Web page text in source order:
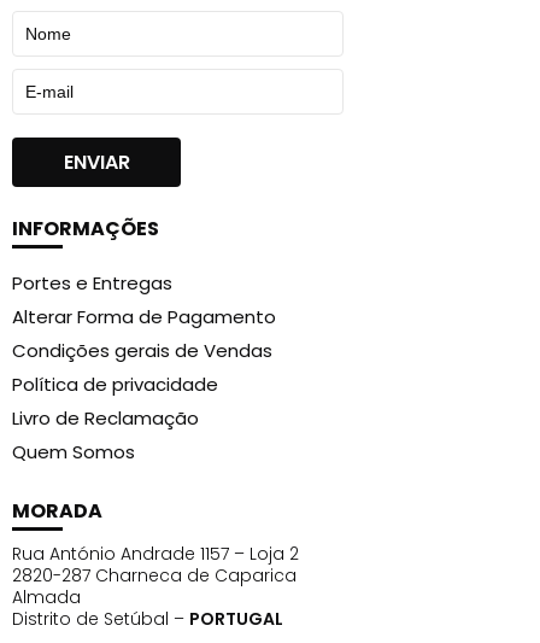
INFORMAÇÕES
Portes e Entregas
Alterar Forma de Pagamento
Condições gerais de Vendas
Política de privacidade
Livro de Reclamação
Quem Somos
MORADA
Rua António Andrade 1157 – Loja 2
2820-287 Charneca de Caparica
Almada
Distrito de Setúbal – PORTUGAL